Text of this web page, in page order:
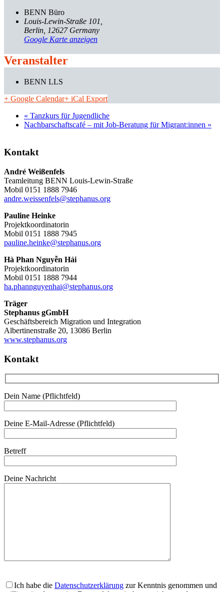
BENN Büro
Louis-Lewin-Straße 101
Berlin, 12627 Germany
Google Karte anzeigen
Veranstalter
BENN LLS
+ Google Calendar+ iCal Export
« Tanzkurs für Jugendliche
Nachbarschaftscafé – mit Job-Beratung für Migrant:innen »
Kontakt
André Weißenfels
Teamleitung BENN Louis-Lewin-Straße
Mobil 0151 1888 7946
andre.weissenfels@stephanus.org
Pauline Heinke
Projektkoordinatorin
Mobil 0151 1888 7945
pauline.heinke@stephanus.org
Hà Phan Nguyễn Hải
Projektkoordinatorin
Mobil 0151 1888 7944
ha.phannguyenhai@stephanus.org
Träger
Stephanus gGmbH
Geschäftsbereich Migration und Integration
Albertinenstraße 20, 13086 Berlin
www.stephanus.org
Kontakt
Dein Name (Pflichtfeld)
Deine E-Mail-Adresse (Pflichtfeld)
Betreff
Deine Nachricht
Ich habe die Datenschutzerklärung zur Kenntnis genommen und